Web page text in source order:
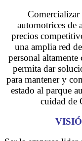
Comercializar
automotrices de
precios
una amplia red
personal altamente
permita dar
para mantener y
estado al parque
cuidad de